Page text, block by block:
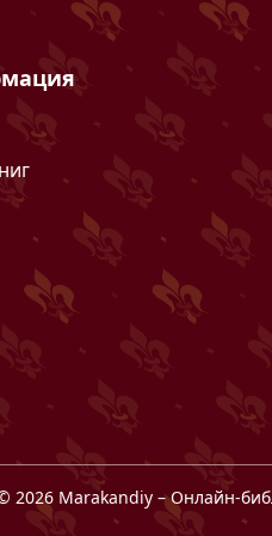
2026 Marakandiy– Онлайн-